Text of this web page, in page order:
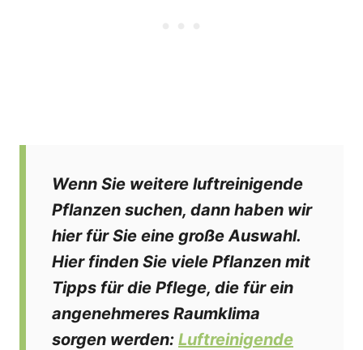
Wenn Sie weitere luftreinigende
Pflanzen suchen, dann haben wir
hier für Sie eine große Auswahl.
Hier finden Sie viele Pflanzen mit
Tipps für die Pflege, die für ein
angenehmeres Raumklima
sorgen werden: Luftreinigende